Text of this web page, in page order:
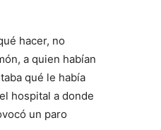
hacer, no
a quien habían
qué le había
hospital a donde
un paro